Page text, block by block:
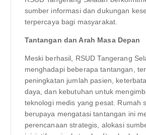
sumber informasi dan dukungan
terpercaya bagi masyarakat.
Tantangan dan Arah Masa Depan
Meski berhasil, RSUD Tangerang
menghadapi beberapa tantangan,
peningkatan jumlah pasien,
daya, dan kebutuhan untuk
teknologi medis yang pesat. Rumah
berupaya mengatasi tantangan ini
perencanaan strategis, alokasi